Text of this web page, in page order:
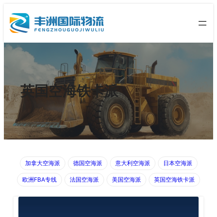
英国空海铁卡派
加拿大空海派 德国空海派 意大利空海派 日本空海派
欧洲FBA专线 法国空海派 美国空海派 英国空海铁卡派